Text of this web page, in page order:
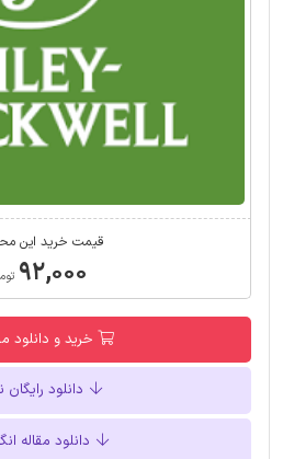
قیمت خرید این
۹۲,۰۰۰
خرید و
دانلود رایگان
دانلود مقاله